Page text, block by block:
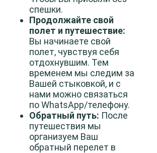
спешки.
Продолжайте свой
полет и путешествие:
Вы начинаете свой
полет, чувствуя себя
отдохнувшим. Тем
временем мы следим за
Вашей стыковкой, и с
нами можно связаться
по WhatsApp/телефону.
Обратный путь: После
путешествия мы
организуем Ваш
обратный перелет в